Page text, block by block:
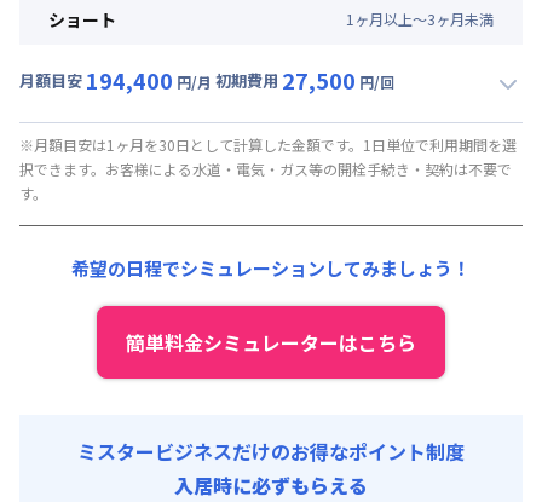
その他費用 :
月額賃料目安(30日利用)
光熱費他 : 24,000円/月 (800円/日) (税抜)
その他費用 :
共益費: 18,000円/月 (600円/日)
ショート 1 ヶ月以上～3ヶ月未満
月額目安 194,400 円/月 初期費用 27,500 円/回
月額賃料目安(30日利用)
賃料 : 150,000円/月 (5,000円/日)
光熱費他 :
その他費用 :
18,000円/月 (600円/日)
※月額目安は1ヶ月を30日として計算した金額です。1日単位で利用期間を選
択できます。お客様による水道・電気・ガス等の開栓手続き・契約は不要で
す。
希望の日程でシミュレーションしてみましょう！
簡単料金シミュレーターはこちら
ミスタービジネスだけのお得なポイント制度
入居時に必ずもらえる